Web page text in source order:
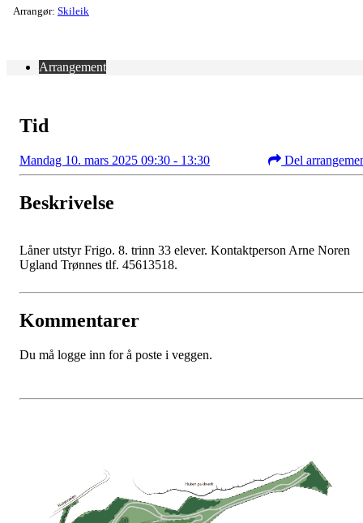
Arrangør: Skileik
Arrangement
Tid
Mandag 10. mars 2025 09:30 - 13:30 Del
Beskrivelse
Låner utstyr Frigo. 8. trinn 33 elever. Kontaktperson Arne Noren
Ugland Trønnes tlf. 45613518.
Kommentarer
Du må logge inn for å poste i veggen.